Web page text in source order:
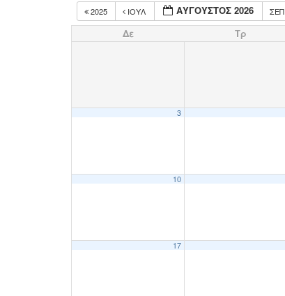
2025 ΙΟΎΛ ΑΎΓΟΥΣΤΟΣ 2026 ΣΕΠ
Δε Τρ
3
10
17